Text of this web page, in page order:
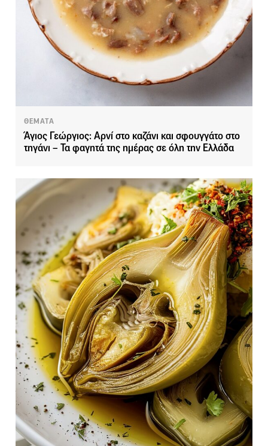
ΘΕΜΑΤΑ
Άγιος Γεώργιος: Αρνί στο καζάνι και σφουγγάτο στο
τηγάνι – Τα φαγητά της ημέρας σε όλη την Ελλάδα